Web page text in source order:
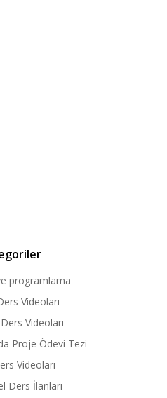
programlama
Videoları
Videoları
Proje Ödevi Tezi
Videoları
Ders İlanları